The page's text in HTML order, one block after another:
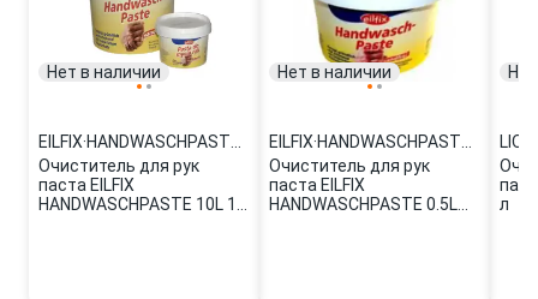
Нет в наличии
EILFIX·
Очиститель для рук
паста EILFIX
HANDWASCHPASTE 10L 10
Нет в наличии
EILFIX·
Очиститель для рук
паста EILFIX
HANDWASCHPASTE 0.5L
л